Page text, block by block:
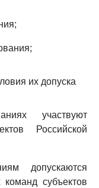
их допуска
участвуют
Российской
допускаются
субъектов